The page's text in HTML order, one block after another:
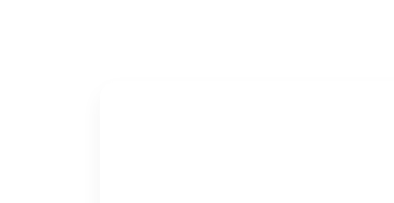
permet de toucher un large